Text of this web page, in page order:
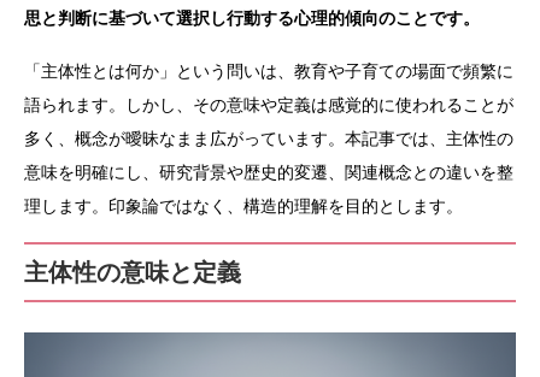
思と判断に基づいて選択し行動する心理的傾向のことです。
「主体性とは何か」という問いは、教育や子育ての場面で頻繁に
語られます。しかし、その意味や定義は感覚的に使われることが
多く、概念が曖昧なまま広がっています。本記事では、主体性の
意味を明確にし、研究背景や歴史的変遷、関連概念との違いを整
理します。印象論ではなく、構造的理解を目的とします。
主体性の意味と定義